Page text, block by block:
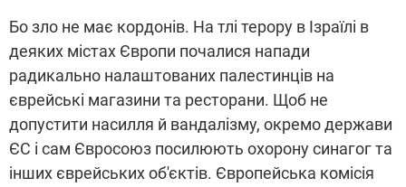
Бо зло не має кордонів. На тлі терору в Ізраїлі в
деяких містах Європи почалися напади
радикально налаштованих палестинців на
єврейські магазини та ресторани. Щоб не
допустити насилля й вандалізму, окремо держави
ЄС і сам Євросоюз посилюють охорону синагог та
інших єврейських об'єктів. Європейська комісія